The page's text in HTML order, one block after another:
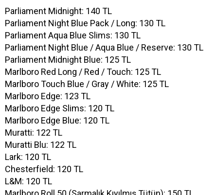
Parliament Midnight: 140 TL
Parliament Night Blue Pack / Long: 130 TL
Parliament Aqua Blue Slims: 130 TL
Parliament Night Blue / Aqua Blue / Reserve: 130 TL
Parliament Midnight Blue: 125 TL
Marlboro Red Long / Red / Touch: 125 TL
Marlboro Touch Blue / Gray / White: 125 TL
Marlboro Edge: 123 TL
Marlboro Edge Slims: 120 TL
Marlboro Edge Blue: 120 TL
Muratti: 122 TL
Muratti Blu: 122 TL
Lark: 120 TL
Chesterfield: 120 TL
L&M: 120 TL